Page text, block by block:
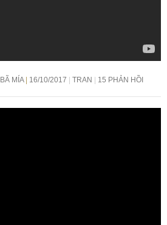
MÍA 16/10/2017 TRAN 15 PHẢN HỒI